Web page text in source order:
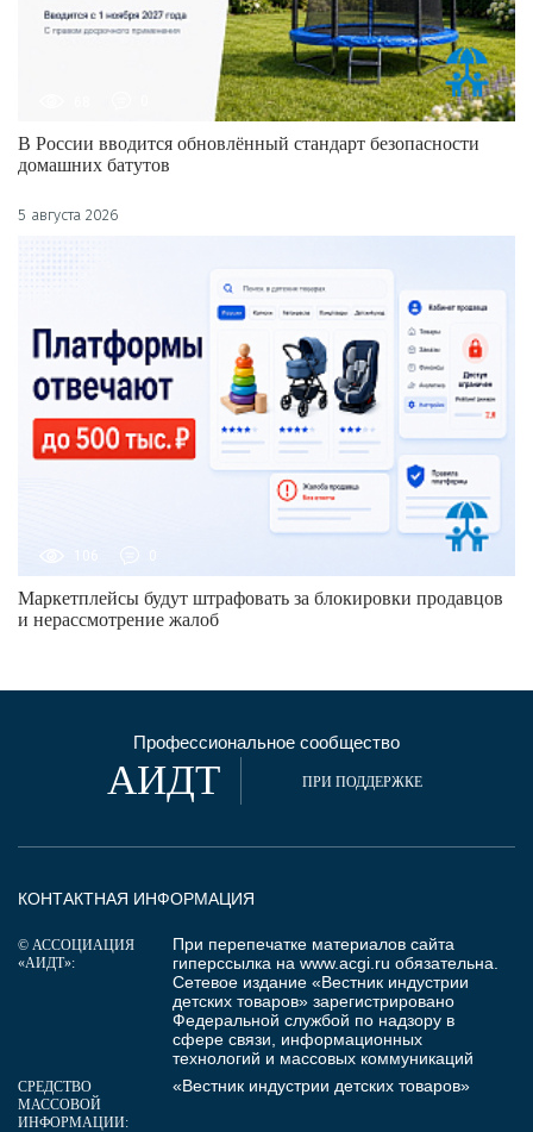
В России вводится обновлённый стандарт безопасности
домашних батутов
5 августа 2026
106
Маркетплейсы будут штрафовать за блокировки продавцов
и нерассмотрение жалоб
Профессиональное сообщество
АИДТ ПРИ ПОДДЕРЖКЕ
КОНТАКТНАЯ ИНФОРМАЦИЯ
© АССОЦИАЦИЯ
«АИДТ»:
При перепечатке материалов сайта
гиперссылка на www.acgi.ru обязательна.
Сетевое издание «Вестник индустрии
детских товаров» зарегистрировано
Федеральной службой по надзору в
сфере связи, информационных
технологий и массовых коммуникаций
СРЕДСТВО
МАССОВОЙ
ИНФОРМАЦИИ:
«Вестник индустрии детских товаров»